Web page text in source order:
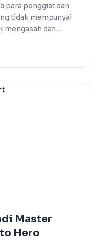
para penggiat dan
tidak mempunyai
mengasah dan…
Master
Hero